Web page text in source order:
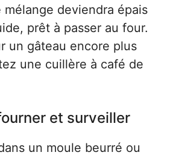
mélange deviendra épais
prêt à passer au four.
un gâteau encore plus
une cuillère à café de
et surveiller
un moule beurré ou